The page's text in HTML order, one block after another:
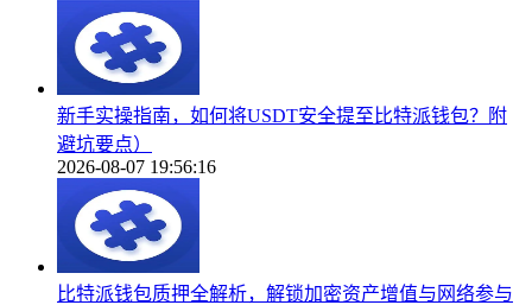
新手实操指南，如何将USDT安全提至比特派钱包？附
避坑要点）
2026-08-07 19:56:16
比特派钱包质押全解析，解锁加密资产增值与网络参与